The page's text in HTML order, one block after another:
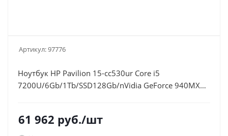
Артикул:97776
Ноутбук HP Pavilion 15-cc530ur Core i5
7200U/6Gb/1Tb/SSD128Gb/nVidia GeForce 940MX
61 962 руб./шт